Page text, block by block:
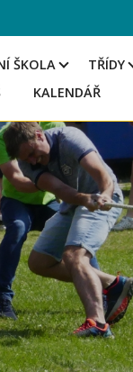
ŠKOLA TŘÍDY
KALENDÁŘ